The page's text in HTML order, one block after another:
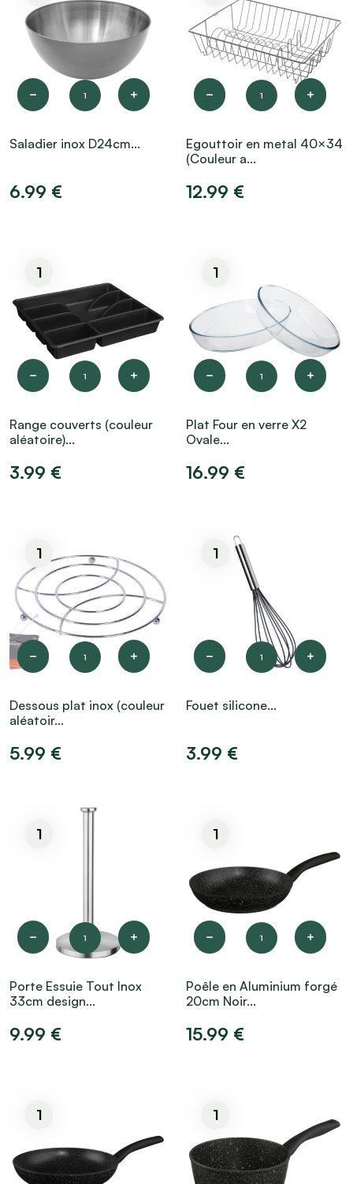
1
Saladier inox D24cm...
6.99 €
1
Egouttoir en metal 40×34
(Couleur a...
12.99 €
1
1
Range couverts (couleur
aléatoire)...
3.99 €
1
1
Plat Four en verre X2
Ovale...
16.99 €
1
1
Dessous plat inox (couleur
aléatoir...
5.99 €
1
1
Fouet silicone...
3.99 €
1
1
Porte Essuie Tout Inox
33cm design...
9.99 €
1
1
Poêle en Aluminium forgé
20cm Noir...
15.99 €
1 1